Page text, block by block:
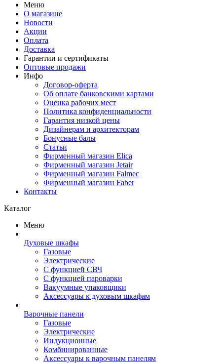
Меню
О магазине
Новости
Акции
Оплата
Доставка
Гарантии и сертификаты
Оптовые продажи
Инфо
Договор-оферта
Об оплате банковскими картами
Оценка рабочих мест
Политика конфиденциальности
Гарантия низкой цены
Дизайнерам и архитекторам
Бонусные балы
Статьи
Фирменный магазин Elica
Фирменный магазин Jetair
Фирменный магазин Falmec
Фирменный магазин Faber
Контакты
Каталог
Меню
Духовые шкафы
Газовые
Электрические
С функцией СВЧ
С функцией пароварки
Вакуумные упаковщики
Аксессуары к духовым шкафам
Варочные панели
Газовые
Электрические
Индукционные
Комбинированные
Аксессуары к варочным панелям